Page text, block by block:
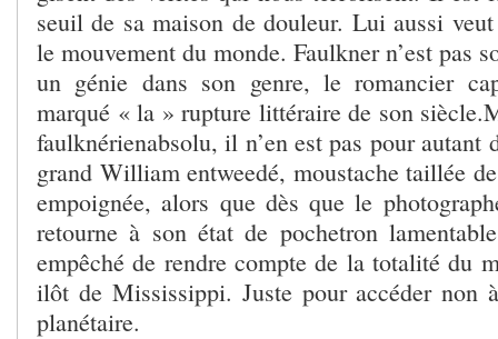
seuil de sa maison de douleur. Lui aussi veut
le mouvement du monde. Faulkner n’est pas
un génie dans son genre, le romancier
marqué « la » rupture littéraire de son
faulknérienabsolu, il n’en est pas pour autant
grand William entweedé, moustache taillée
empoignée, alors que dès que le
retourne à son état de pochetron
empêché de rendre compte de la totalité du
ilôt de Mississippi. Juste pour accéder non
planétaire.